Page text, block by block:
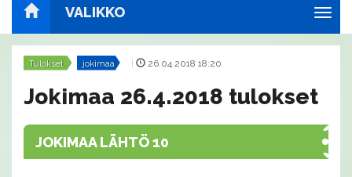
VALIKKO
Tulokset jokimaa 26.04.2018 18:20
Jokimaa 26.4.2018 tulokset
JOKIMAA LÄHTÖ 10